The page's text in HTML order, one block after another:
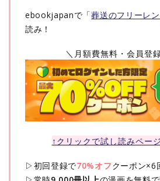
ebookjapanで「葬送のフリーレ
読み！
＼月額費無料・会員登
↑クリックで試し読みペー
▷初回登録で70%オフクーポン